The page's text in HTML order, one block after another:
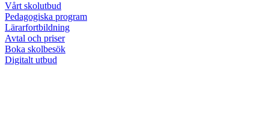
Vårt skolutbud
Pedagogiska program
Lärarfortbildning
Avtal och priser
Boka skolbesök
Digitalt utbud